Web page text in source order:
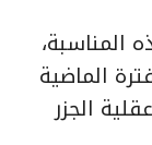
المناسبة،
الماضية
الجزر